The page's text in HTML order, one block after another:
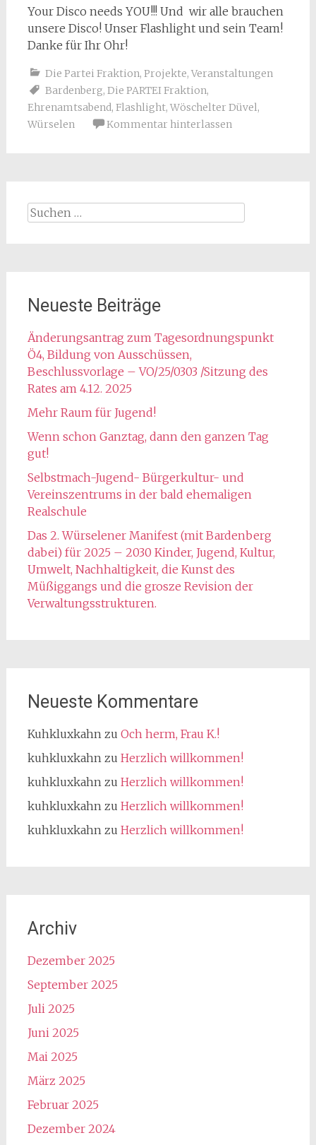
Your Disco needs YOU!!! Und wir alle brauchen
unsere Disco! Unser Flashlight und sein Team!
Danke für Ihr Ohr!
Die Partei Fraktion, Projekte, Veranstaltungen
Bardenberg, Die PARTEI Fraktion,
Ehrenamtsabend, Flashlight, Wöschelter Düvel,
Würselen
Kommentar hinterlassen
Suchen
Neueste Beiträge
Änderungsantrag zum Tagesordnungspunkt
Ö4, Bildung von Ausschüssen,
Beschlussvorlage – VO/25/0303 /Sitzung des
Rates am 4.12. 2025
Mehr Raum für Jugend!
Wenn schon Ganztag, dann den ganzen Tag
gut!
Selbstmach-Jugend- Bürgerkultur- und
Vereinszentrums in der bald ehemaligen
Realschule
Das 2. Würselener Manifest (mit Bardenberg
dabei) für 2025 – 2030 Kinder, Jugend, Kultur,
Umwelt, Nachhaltigkeit, die Kunst des
Müßiggangs und die grosze Revision der
Verwaltungsstrukturen.
Neueste Kommentare
Kuhkluxkahnzu Och herm, Frau K.!
kuhkluxkahnzu Herzlich willkommen!
kuhkluxkahnzu Herzlich willkommen!
kuhkluxkahnzu Herzlich willkommen!
kuhkluxkahnzu Herzlich willkommen!
Archiv
Dezember 2025
September 2025
Juli 2025
Juni 2025
Mai 2025
März 2025
Februar 2025
Dezember 2024